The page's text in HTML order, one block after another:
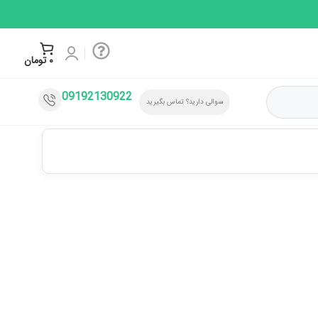
۰ تومان
سوالی دارید؟ تماس بگیرید 09192130922